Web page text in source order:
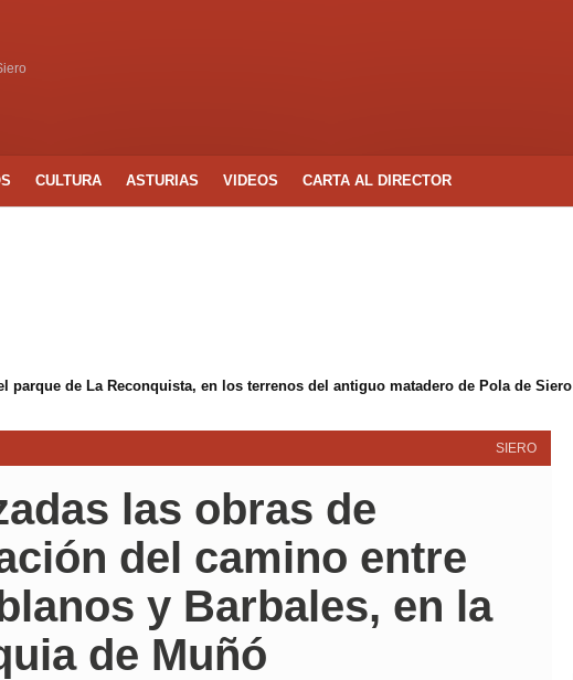
CULTURA ASTURIAS VIDEOS CARTA AL DIRECTOR
parque de La Reconquista, en los terrenos del antiguo matadero de Pola de Siero
SIERO
las obras de
del camino entre
y Barbales, en la
de Muñó